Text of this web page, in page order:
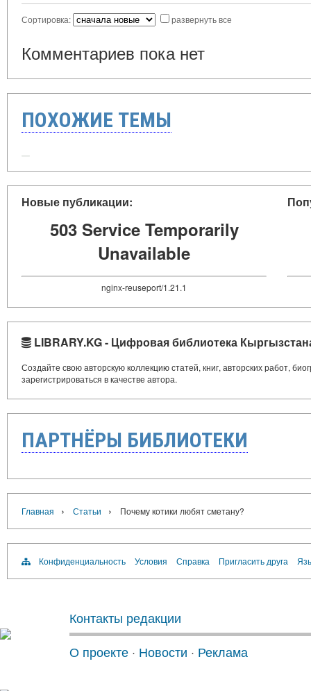
Сортировка: развернуть все
Комментариев пока нет
ПОХОЖИЕ ТЕМЫ
Новые публикации:
503 Service Temporarily
Unavailable
nginx-reuseport/1.21.1
LIBRARY.KG - Цифровая библиотека
Создайте свою авторскую коллекцию статей, книг, авторских работ,
зарегистрироваться в качестве автора.
ПАРТНЁРЫ БИБЛИОТЕКИ
Главная › Статьи › Почему котики любят сметану?
Конфиденциальность Условия Справка Пригласить друга
Контакты редакции
О проекте · Новости · Реклама